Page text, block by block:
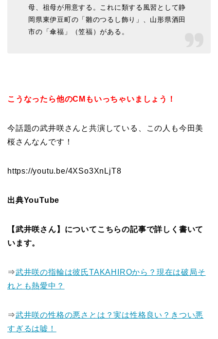
母、祖母が用意する。これに類する風習として静
岡県東伊豆町の「雛のつるし飾り」、山形県酒田
市の「傘福」（笠福）がある。
こうなったら他のCMもいっちゃいましょう！
今話題の武井咲さんと共演している、この人も今田美
桜さんなんです！
https://youtu.be/4XSo3XnLjT8
出典YouTube
【武井咲さん】についてこちらの記事で詳しく書いて
います。
⇒武井咲の指輪は彼氏TAKAHIROから？現在は破局そ
れとも熱愛中？
⇒武井咲の性格の悪さとは？実は性格良い？きつい悪
すぎるは嘘！